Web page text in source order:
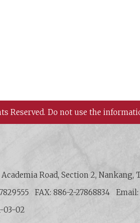
Reserved. Do not use the
Academia Road, Section 2, Nankang,
FAX: 886-2-27868834
03-02